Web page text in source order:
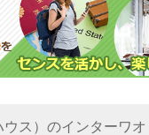
ス）のインターワオ